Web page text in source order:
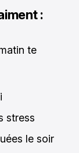
:
te
stress
le soir